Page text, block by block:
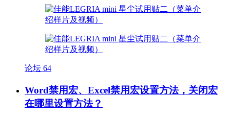
论坛 64
Word禁用宏、Excel禁用宏设置方法，关闭宏
在哪里设置方法？